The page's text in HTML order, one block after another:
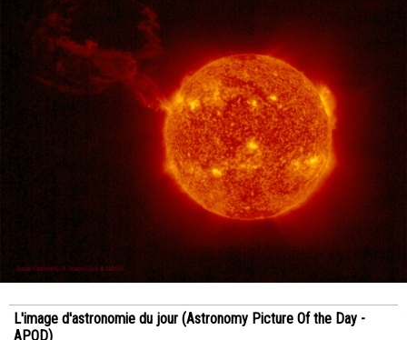
L'image d'astronomie du jour (Astronomy Picture Of the Day -
APOD)